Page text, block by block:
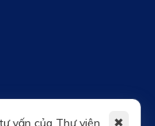
vấn của Thư viện. ✖